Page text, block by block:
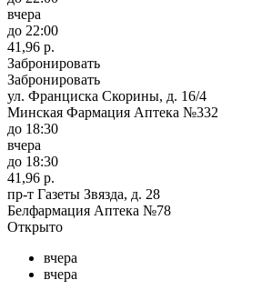
вчера
до 22:00
41,96 р.
Забронировать
Забронировать
ул. Франциска Скорины, д. 16/4
Минская Фармация Аптека №332
до 18:30
вчера
до 18:30
41,96 р.
пр-т Газеты Звязда, д. 28
Белфармация Аптека №78
Открыто
вчера
вчера